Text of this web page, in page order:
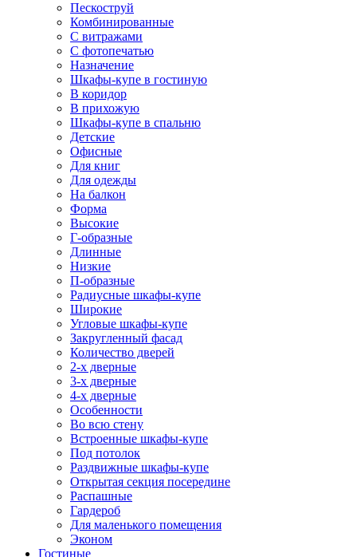
Пескоструй
Комбинированные
С витражами
С фотопечатью
Назначение
Шкафы-купе в гостиную
В коридор
В прихожую
Шкафы-купе в спальню
Детские
Офисные
Для книг
Для одежды
На балкон
Форма
Высокие
Г-образные
Длинные
Низкие
П-образные
Радиусные шкафы-купе
Широкие
Угловые шкафы-купе
Закругленный фасад
Количество дверей
2-х дверные
3-х дверные
4-х дверные
Особенности
Во всю стену
Встроенные шкафы-купе
Под потолок
Раздвижные шкафы-купе
Открытая секция посередине
Распашные
Гардероб
Для маленького помещения
Эконом
Гостиные